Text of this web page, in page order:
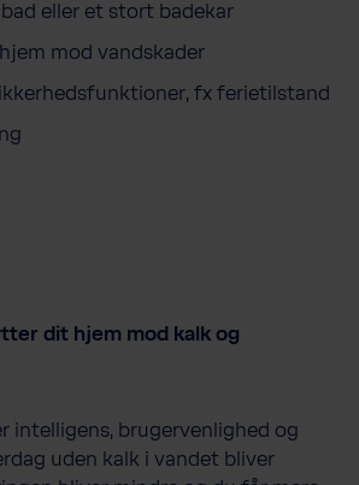
eller et stort badekar
mod vandskader
fx ferietilstand
dit hjem mod kalk og
intelligens, brugervenlighed og
uden kalk i vandet bliver